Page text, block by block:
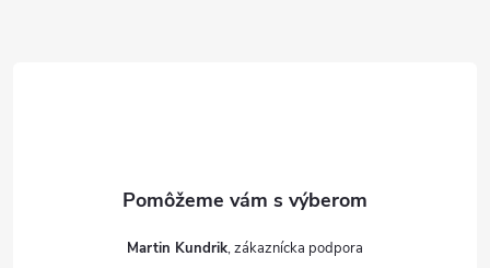
Martin Kundrik